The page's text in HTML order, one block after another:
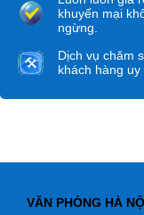
khuyến mại
ngừng.
Dịch vụ chăm
khách hàng uy
VĂN PHÒNG HÀ